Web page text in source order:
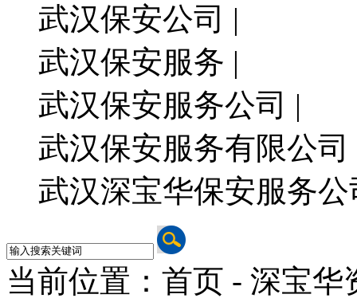
武汉保安公司 |
武汉保安服务 |
武汉保安服务公司 |
武汉保安服务有限公司
武汉深宝华保安服务公
当前位置：首页 - 深宝